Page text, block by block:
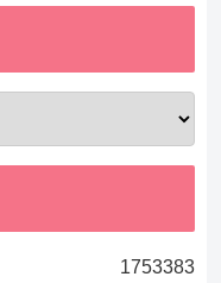
1753383